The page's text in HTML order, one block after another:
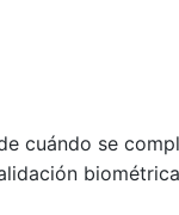
cuándo se